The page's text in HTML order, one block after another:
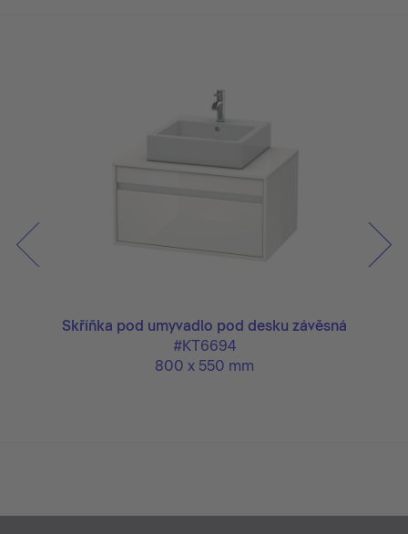
Skříňka pod umyvadlo pod desku závěsná
#KT6694
800 x 550 mm